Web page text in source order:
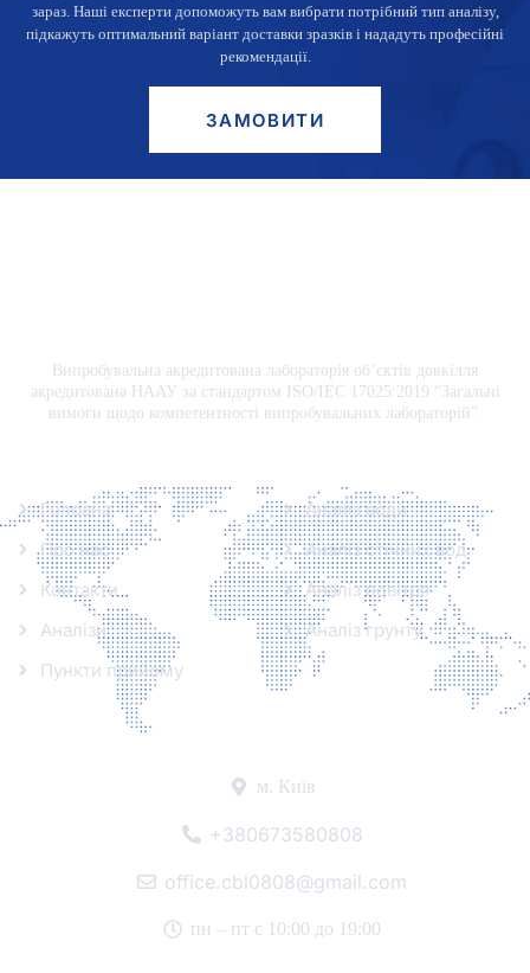
зараз. Наші експерти допоможуть вам вибрати потрібний тип аналізу,
підкажуть оптимальний варіант доставки зразків і нададуть професійні
рекомендації.
ЗАМОВИТИ
Випробувальна акредитована лабораторія об’єктів довкілля
акредитована НААУ за стандартом ISO/IEC 17025:2019 “Загальні
вимоги щодо компетентності випробувальних лабораторій”.
Головна
Про нас
Контакти
Аналізи
Пункти прийому
Аналіз води
Аналіз стічних вод
Аналіз повітря
Аналіз грунту
м. Київ
+380673580808
office.cbl0808@gmail.com
пн – пт с 10:00 до 19:00